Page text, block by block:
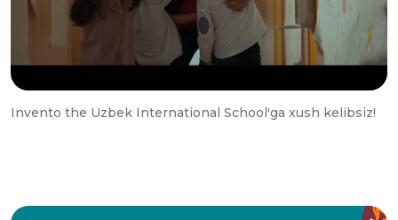
Invento the Uzbek International School'ga xush kelibsiz!